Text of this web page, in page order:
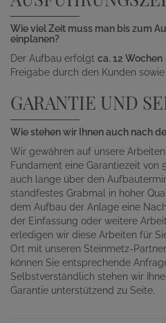
Wie viel Zeit muss man bis zum
einplanen?
Der Aufbau erfolgt ca. 12 Wochen
Freigabe durch den Kunden
GARANTIE UND
Wie stehen wir Ihnen auch nach
Wir gewähren auf unsere
Fundament eine Garantiezeit von
auch lange über den
standfestes Grabmal in hoher
dem Aufbau der Anlage eine
der Einfassung oder weitere
erledigen wir diese Arbeiten für
Ort mit unseren Steinmetz-
können Sie entsprechende
Selbstverständlich stehen wir
Garantie unterstützend zu Seite.